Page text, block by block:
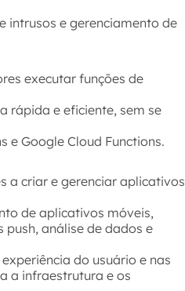
intrusos e gerenciamento de
executar funções de
rápida e eficiente, sem se
e Google Cloud Functions.
a criar e gerenciar aplicativos
de aplicativos móveis,
análise de dados e
do usuário e nas
a infraestrutura e os